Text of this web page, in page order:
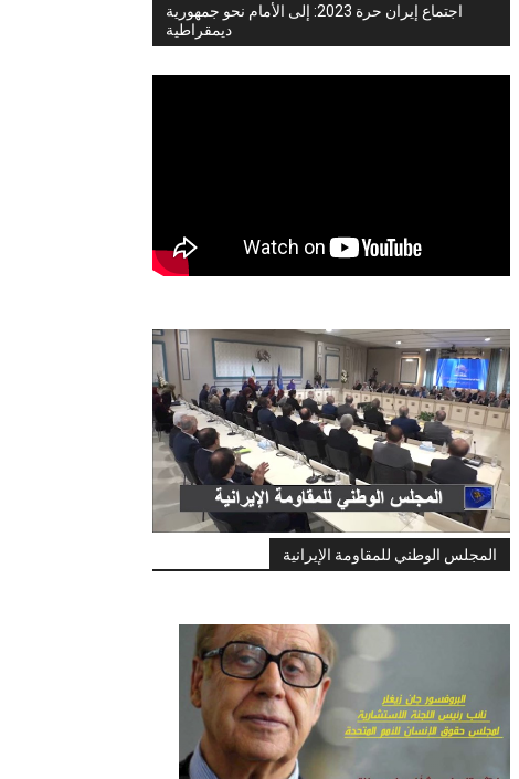
اجتماع إيران حرة 2023: إلى الأمام نحو جمهورية
ديمقراطية
المجلس الوطني للمقاومة الإيرانية